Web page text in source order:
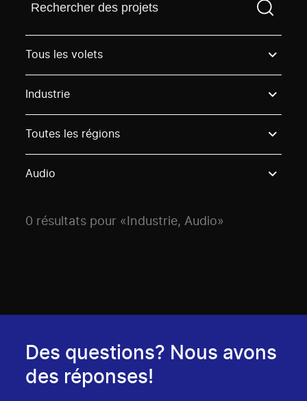
Trouvez un projetVous devez saisir un terme de
Tous les volets
Industrie
Toutes les régions
Audio
0 résultats pour «Industrie, Audio»
Des questions? Nous avons
des réponses!